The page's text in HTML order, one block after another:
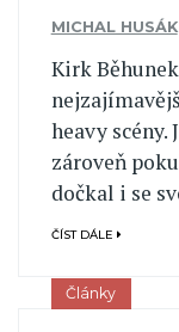
MICHAL HUSÁK
Kirk
heavy
zároveň
dočkal i se
ČÍST DÁLE
Články